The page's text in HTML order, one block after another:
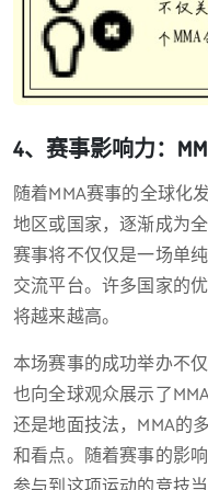
4、赛事影响力：
随着MMA赛事的全球化
地区或国家，逐渐成为
赛事将不仅仅是一场单
交流平台。许多国家的
将越来越高。
本场赛事的成功举办不
也向全球观众展示了
还是地面技法，MMA的
和看点。随着赛事的影